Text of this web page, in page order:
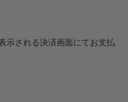
示される決済画面にてお支払